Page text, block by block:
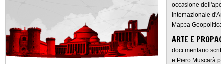
occasione
Internazionale
Mappa
ARTE E
documentario
e Piero Muscarà